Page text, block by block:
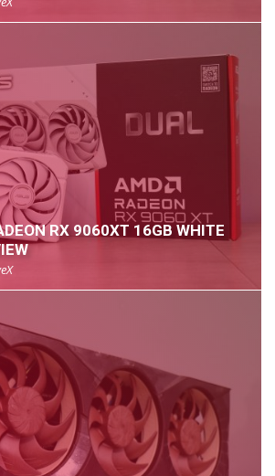
RX 9060XT 16GB WHITE